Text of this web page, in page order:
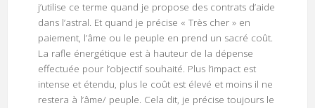
j’utilise ce terme quand je propose des contrats d’aide
dans l’astral. Et quand je précise « Très cher » en
paiement, l’âme ou le peuple en prend un sacré coût.
La rafle énergétique est à hauteur de la dépense
effectuée pour l’objectif souhaité. Plus l’impact est
intense et étendu, plus le coût est élevé et moins il ne
restera à l’âme/ peuple. Cela dit, je précise toujours le